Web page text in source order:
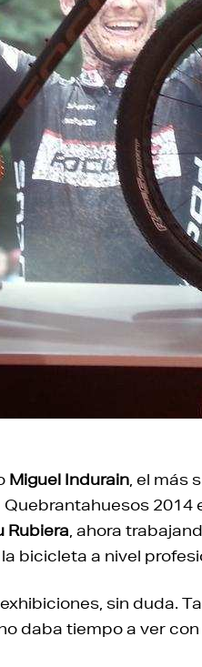
Miguel Indurain , el más
2014
Rubiera , ahora
bicicleta a nivel
sin duda.
daba tiempo a ver con